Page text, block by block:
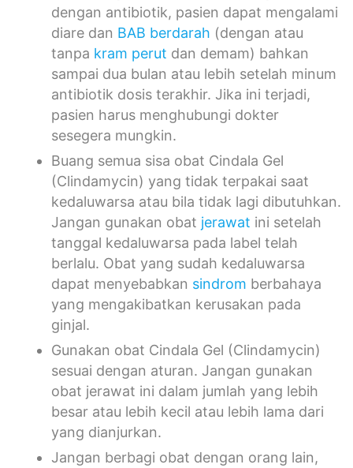
dengan antibiotik, pasien dapat mengalami
diare dan BAB berdarah (dengan atau
tanpa kram perut dan demam) bahkan
sampai dua bulan atau lebih setelah minum
antibiotik dosis terakhir. Jika ini terjadi,
pasien harus menghubungi dokter
sesegera mungkin.
Buang semua sisa obat Cindala Gel
(Clindamycin) yang tidak terpakai saat
kedaluwarsa atau bila tidak lagi dibutuhkan.
Jangan gunakan obat jerawat ini setelah
tanggal kedaluwarsa pada label telah
berlalu. Obat yang sudah kedaluwarsa
dapat menyebabkan sindrom berbahaya
yang mengakibatkan kerusakan pada
ginjal.
Gunakan obat Cindala Gel (Clindamycin)
sesuai dengan aturan. Jangan gunakan
obat jerawat ini dalam jumlah yang lebih
besar atau lebih kecil atau lebih lama dari
yang dianjurkan.
Jangan berbagi obat dengan orang lain,